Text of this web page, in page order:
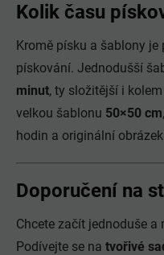
Kolik času
Kromě písku a šablony
pískování. Jednodušší
minut, ty složitější i
velkou šablonu 50×50 cm
hodin a originální
Doporučení na
Chcete začít jednoduše a
Podívejte se na tvořivé